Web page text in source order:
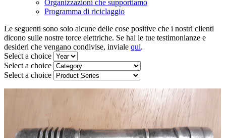
Organizzazioni che supportiamo
Programma di riciclaggio
Le seguenti sono solo alcune delle cose positive che i nostri clienti
dicono sulle nostre torce elettriche. Se hai le tue testimonianze e
desideri che vengano condivise, inviale qui.
Select a choice
Select a choice
Select a choice